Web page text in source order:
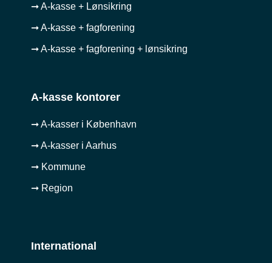
➞ A-kasse + Lønsikring
➞ A-kasse + fagforening
➞ A-kasse + fagforening + lønsikring
A-kasse kontorer
➞ A-kasser i København
➞ A-kasser i Aarhus
➞ Kommune
➞ Region
International